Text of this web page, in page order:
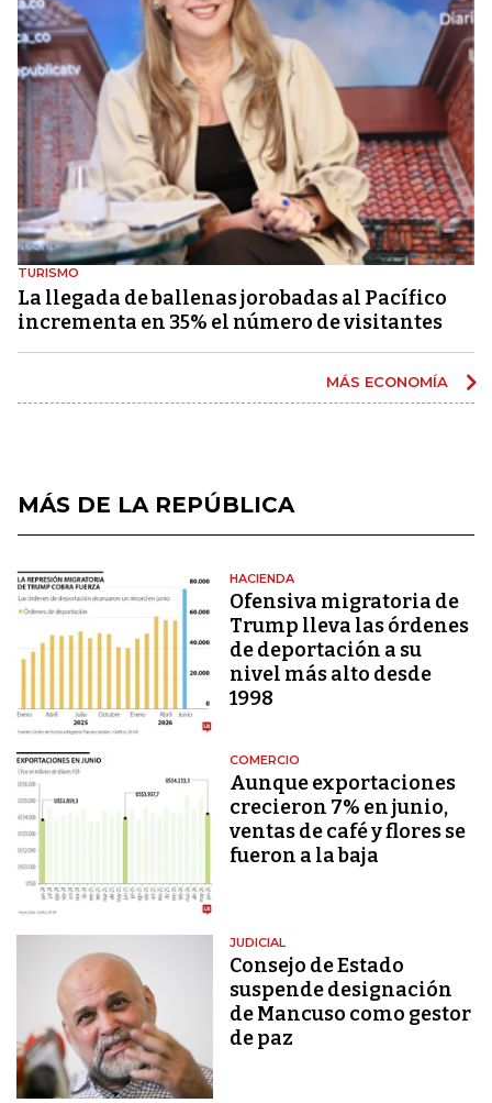
TURISMO
La llegada de ballenas jorobadas al Pacífico
incrementa en 35% el número de visitantes
MÁS ECONOMÍA
MÁS DE LA REPÚBLICA
HACIENDA
Ofensiva migratoria de
Trump lleva las órdenes
de deportación a su
nivel más alto desde
1998
COMERCIO
Aunque exportaciones
crecieron 7% en junio,
ventas de café y flores se
fueron a la baja
JUDICIAL
Consejo de Estado
suspende designación
de Mancuso como gestor
de paz